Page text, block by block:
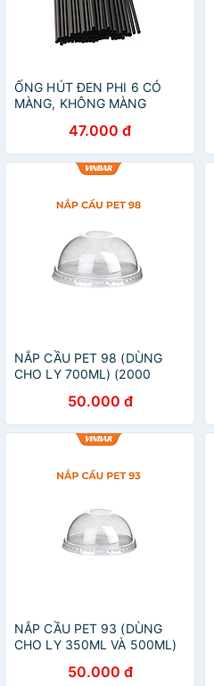
ỐNG HÚT ĐEN PHI 6 CÓ
MÀNG, KHÔNG MÀNG
BỊCH KHOẢNG 380 ỐNG )
47.000 đ
NẮP CẦU PET 98 (DÙNG
CHO LY 700ML) (2000
50.000 đ
NẮP CẦU PET 93 (DÙNG
CHO LY 350ML VÀ 500ML)
50.000 đ